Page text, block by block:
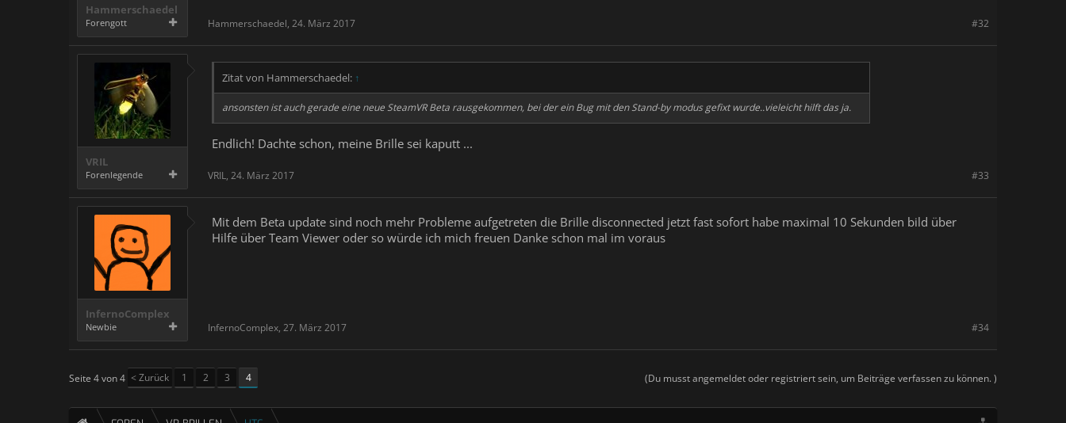
Hammerschaedel
Forengott #32
Hammerschaedel, 24. März 2017
VRIL
Forenlegende
Zitat von Hammerschaedel: ↑
ansonsten ist auch gerade eine neue SteamVR Beta rausgekommen, bei der ein Bug mit den Stand-by modus gefixt wurde..vieleicht hilft das ja.
Endlich! Dachte schon, meine Brille sei kaputt ...
#33
VRIL, 24. März 2017
InfernoComplex
Newbie
Mit dem Beta update sind noch mehr Probleme aufgetreten die Brille disconnected jetzt fast sofort habe maximal 10 Sekunden bild über
Hilfe über Team Viewer oder so würde ich mich freuen Danke schon mal im voraus
#34
InfernoComplex, 27. März 2017
(Du musst angemeldet oder registriert sein, um Beiträge verfassen zu können. )
Seite 4 von 4 < Zurück 1 2 3 4